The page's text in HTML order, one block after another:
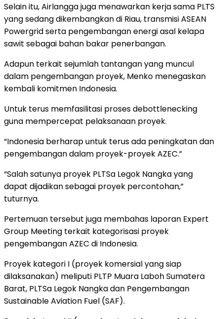
Selain itu, Airlangga juga menawarkan kerja sama PLTS
yang sedang dikembangkan di Riau, transmisi ASEAN
Powergrid serta pengembangan energi asal kelapa
sawit sebagai bahan bakar penerbangan.
Adapun terkait sejumlah tantangan yang muncul
dalam pengembangan proyek, Menko menegaskan
kembali komitmen Indonesia.
Untuk terus memfasilitasi proses debottlenecking
guna mempercepat pelaksanaan proyek.
“Indonesia berharap untuk terus ada peningkatan dan
pengembangan dalam proyek-proyek AZEC.”
“Salah satunya proyek PLTSa Legok Nangka yang
dapat dijadikan sebagai proyek percontohan,”
tuturnya.
Pertemuan tersebut juga membahas laporan Expert
Group Meeting terkait kategorisasi proyek
pengembangan AZEC di Indonesia.
Proyek kategori I (proyek komersial yang siap
dilaksanakan) meliputi PLTP Muara Laboh Sumatera
Barat, PLTSa Legok Nangka dan Pengembangan
Sustainable Aviation Fuel (SAF).